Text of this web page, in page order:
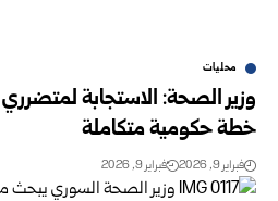
محليات
وزير الصحة: الاستجابة
خطة حكومية متكاملة
فبراير 9, 2026 فبراير 9, 2026